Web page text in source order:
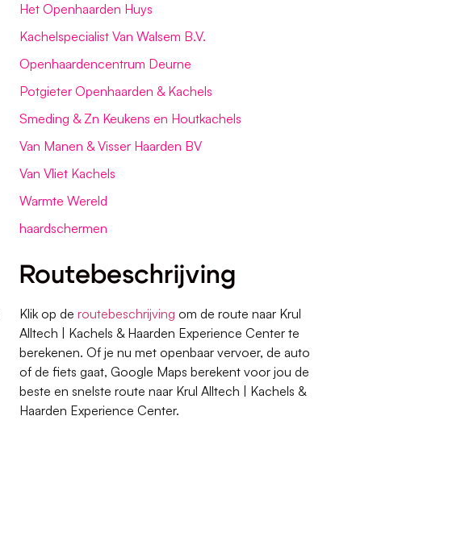
Het Openhaarden Huys
Kachelspecialist Van Walsem B.V.
Openhaardencentrum Deurne
Potgieter Openhaarden & Kachels
Smeding & Zn Keukens en Houtkachels
Van Manen & Visser Haarden BV
Van Vliet Kachels
Warmte Wereld
haardschermen
Routebeschrijving
Klik op de routebeschrijving om de route naar Krul
Alltech | Kachels & Haarden Experience Center te
berekenen. Of je nu met openbaar vervoer, de auto
of de fiets gaat, Google Maps berekent voor jou de
beste en snelste route naar Krul Alltech | Kachels &
Haarden Experience Center.